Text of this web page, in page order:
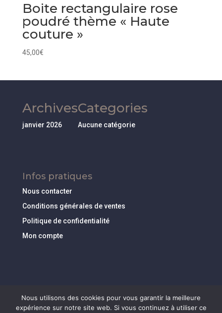
Boite rectangulaire rose
poudré thème « Haute
couture »
45,00€
Archives
janvier 2026
Categories
Aucune catégorie
Infos pratiques
Nous contacter
Conditions générales de ventes
Politique de confidentialité
Mon compte
Nous utilisons des cookies pour vous garantir la meilleure
expérience sur notre site web. Si vous continuez à utiliser ce